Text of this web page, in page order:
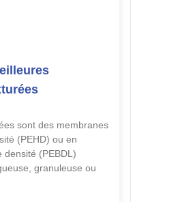
sont des membranes
(PEHD) ou en
densité (PEBDL)
granuleuse ou